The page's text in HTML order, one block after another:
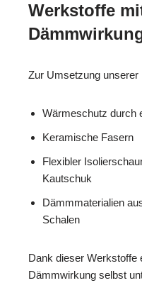
Werkstoffe
Zur Umsetzung
Wärmeschutz durch
Keramische Fasern
Flexibler
Kautschuk
Dämmmaterialien
Schalen
Dank dieser Werkstoffe
Dämmwirkung selbst